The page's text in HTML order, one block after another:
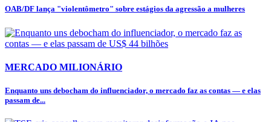
OAB/DF lança "violentômetro" sobre estágios da agressão a mulheres
MERCADO MILIONÁRIO
Enquanto uns debocham do influenciador, o mercado faz as contas — e elas
passam de...